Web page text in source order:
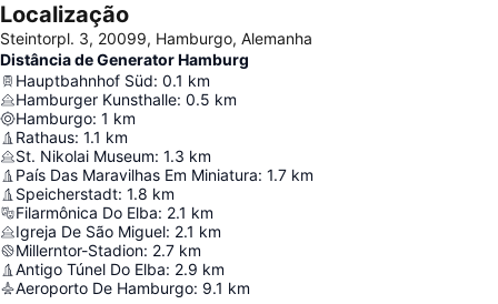
Localização
Steintorpl. 3, 20099, Hamburgo, Alemanha
Distância de Generator Hamburg
Hauptbahnhof Süd: 0.1 km
Hamburger Kunsthalle: 0.5 km
Hamburgo: 1 km
Rathaus: 1.1 km
St. Nikolai Museum: 1.3 km
País Das Maravilhas Em Miniatura: 1.7 km
Speicherstadt: 1.8 km
Filarmônica Do Elba: 2.1 km
Igreja De São Miguel: 2.1 km
Millerntor-Stadion: 2.7 km
Antigo Túnel Do Elba: 2.9 km
Aeroporto De Hamburgo: 9.1 km